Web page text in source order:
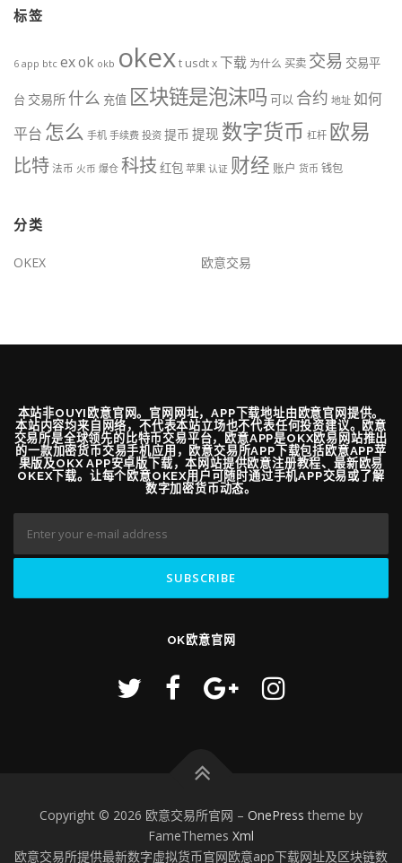
标签
6 app btc exok okb okext usdtx下载 为什么 买卖 交易 交易平
台 交易所 什么 充值 区块链是泡沫吗 可以 合约 地址 如何
平台 怎么 手机 手续费 投资 提币 提现 数字货币 杠杆 欧易
比特法币 火币 爆仓 科技 红包 苹果 认证 财经 账户 货币 钱包
分类
OKEX 欧意交易
本站非OUYI欧意官网。官网网址，APP下载地址由欧意官网提供。
本站内容均来自网络，不代表本站立场也不代表任何投资建议。欧意
交易所是全球领先的比特币交易平台，欧意APP是OKX欧易网站推出
的一款加密货币交易手机应用，欧意交易所APP下载包括欧意APP苹
果版及OKX APP安卓版下载，本网站提供欧意注册教程、最新欧易
OKEX下载。让每个欧意OKEX用户可随时通过手机APP交易或了解
数字加密货币动态。
OK欧意官网
Copyright © 2026 欧意交易所官网 – OnePress theme by
FameThemes Xml
欧意交易所提供最新数字虚拟货币官网欧意app下载网址及区块链数